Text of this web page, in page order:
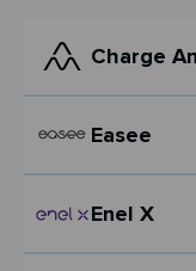
Charge
Easee
Enel X